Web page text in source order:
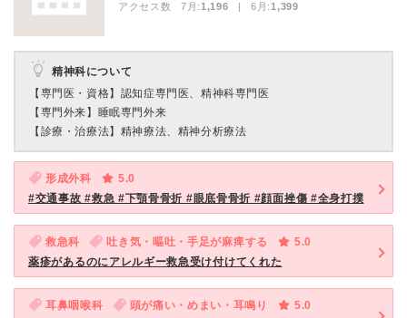
アクセス数 7月:1,196 | 6月:1,399
精神科について
【専門医・資格】 認知症専門医、精神科専門医
【専門外来】 睡眠専門外来
【診療・治療法】 精神療法、精神分析療法
形成外科
5.0
#交通事故 #救急 #下顎骨骨折 #眼底骨骨折 #顔面挫傷 #全身打撲
救急科 吐き気・嘔吐・手足が麻痺する
5.0
薬疹があるのにアレルギー救急受け付けてくれた
耳鼻咽喉科 頭が痛い・めまい・耳鳴り
5.0